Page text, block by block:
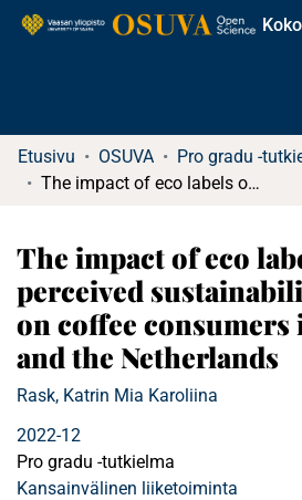
Etusivu OSUVA
The impact of eco labels on perceived sustainability : A study on coffee consumers in Finland and the Netherlands
The impact of eco
perceived
on coffee consumers
and the Netherlands
Rask, Katrin Mia Karoliina
2022-12
Pro gradu -tutkielma
Kansainvälinen liiketoiminta